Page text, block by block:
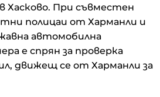
Хасково. При съвместен
полицаи от Харманли и
автомобилна
е спрян за проверка
движещ се от Харманли за